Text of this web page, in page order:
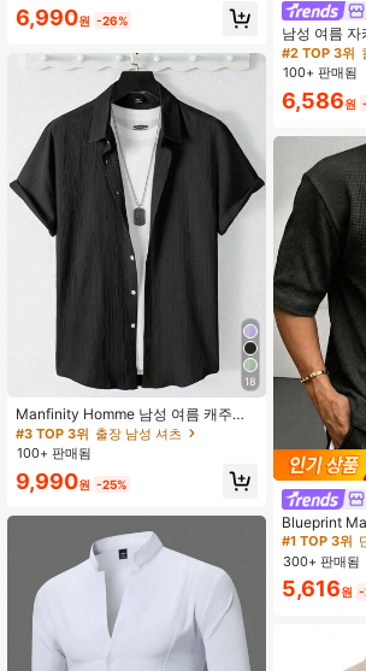
6,990원 -26%
18
Manfinity Homme 남성 여름 캐주얼
솔리드 컬러 반팔 셔츠, 포멀
#3 TOP 3위 출장 남성 셔츠
100+ 판매됨
9,990원 -25%
남성 여름 자
프집 폴로 셔
어반 성숙한
캐주얼
#2 TOP 3위
100+ 판매됨
6,586원
Blueprint
처 반오픈 칼
팔 초박형 여
타일 올드 머
더 나은 핏
#1 TOP 3위
300+ 판매됨
5,616원 -